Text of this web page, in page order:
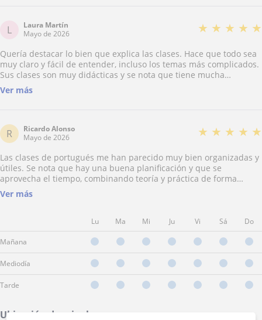
L
Laura Martín
Mayo de 2026
★ ★ ★ ★ ★
Quería destacar lo bien que explica las clases. Hace que todo sea
muy claro y fácil de entender, incluso los temas más complicados.
Sus clases son muy didácticas y se nota que tiene mucha
paciencia con los alumnos, lo cual se agradece mucho a la hora de
aprender. Además, crea un ambiente muy cómodo que anima a
Ver más
R
Ricardo Alonso
Mayo de 2026
★ ★ ★ ★ ★
Las clases de portugués me han parecido muy bien organizadas y
útiles. Se nota que hay una buena planificación y que se
aprovecha el tiempo, combinando teoría y práctica de forma
equilibrada. La profesora transmite seguridad y consigue que el
aprendizaje sea progresivo y natural. Además, corrige con criterio
Ver más
Lu Ma Mi Ju Vi Sá Do
Mañana
Mediodía
Tarde
Ubicación de mis clases